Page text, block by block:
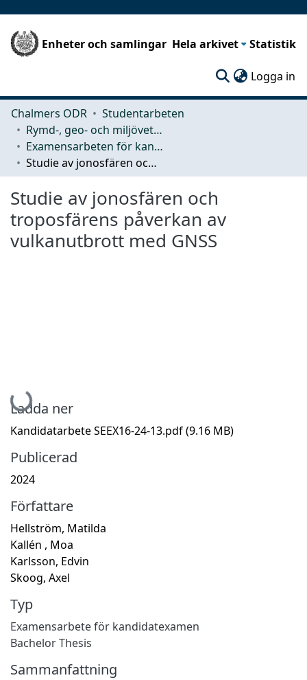
Enheter och samlingar Hela arkivet Statistik
Logga in
Chalmers ODR
Studentarbeten
Rymd-, geo- och miljövetenskap (SEE)
Examensarbeten för kandidatexamen
Studie av jonosfären och troposfärens påverkan av vulkanutbrott med GNSS
Studie av jonosfären och
troposfärens påverkan av
vulkanutbrott med GNSS
Hämtar...
Ladda ner
Kandidatarbete SEEX16-24-13.pdf(9.16 MB)
Publicerad
2024
Författare
Hellström, Matilda
Kallén , Moa
Karlsson, Edvin
Skoog, Axel
Typ
Examensarbete för kandidatexamen
Bachelor Thesis
Sammanfattning